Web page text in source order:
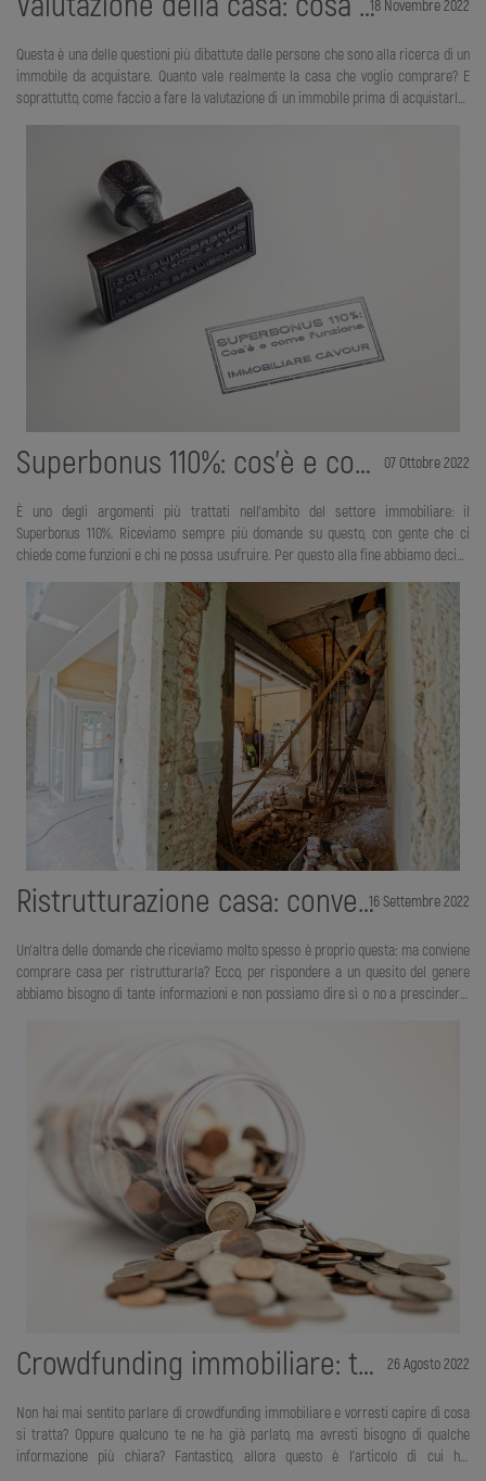
18 Novembre 2022
Questa è una delle questioni più dibattute dalle persone che sono alla ricerca di un
immobile da acquistare. Quanto vale realmente la casa che voglio comprare? E
soprattutto, come faccio a fare la valutazione di un immobile prima di acquistarlo?
cosa guardare prima di acquistare un immobile. Una cosa importante che devi
tenere in considerazione, non ha niente a che fare con le cose tecniche ed è il
fattore emotivo. Per tutti noi l’acquisto di una casa è una sorta di sogno. Siamo c
Superbonus 110%: cos'è e come funziona 07 Ottobre 2022
È uno degli argomenti più trattati nell’ambito del settore immobiliare: il
Superbonus 110%. Riceviamo sempre più domande su questo, con gente che ci
chiede come funzioni e chi ne possa usufruire. Per questo alla fine abbiamo deciso
quello che devi sapere su questo strumento. Partiamo spiegando di cosa si
tratta. Il Superbonus 110% è una misura che è entrata in vigore grazie al decreto di
legge “Rilancio” del 19 Maggio 2020. L’obiettivo è quello di rendere le case degli
italiani più sicure e più efficienti e per far s&igra
Ristrutturazione casa: convenienza e vantaggi fiscali16 Settembre 2022
Un’altra delle domande che riceviamo molto spesso è proprio questa: ma conviene
comprare casa per ristrutturarla? Ecco, per rispondere a un quesito del genere
abbiamo bisogno di tante informazioni e non possiamo dire sì o no a prescindere.
spendere, il tipo di abitazione, la città che si è scelto e molto altro ancora. Una
cosa che possiamo dirti di sicuro, è che in questo preciso periodo storico
Crowdfunding immobiliare: tutto quello che devi sapere 26 Agosto 2022
Non hai mai sentito parlare di crowdfunding immobiliare e vorresti capire di cosa
si tratta? Oppure qualcuno te ne ha già parlato, ma avresti bisogno di qualche
informazione più chiara? Fantastico, allora questo è l’articolo di cui hai